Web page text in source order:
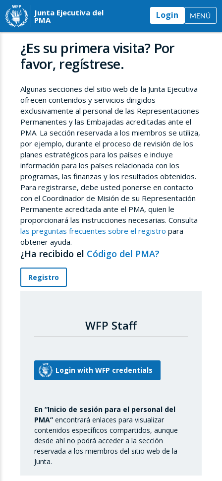
Junta Ejecutiva del
PMA Login MENÚ
¿Es su primera visita? Por
favor, regístrese.
Algunas secciones del sitio web de la Junta Ejecutiva
ofrecen contenidos y servicios dirigidos
exclusivamente al personal de las Representaciones
Permanentes y las Embajadas acreditadas ante el
PMA. La sección reservada a los miembros se utiliza,
por ejemplo, durante el proceso de revisión de los
planes estratégicos para los países e incluye
información para los países relacionada con los
programas, las finanzas y los resultados obtenidos.
Para registrarse, debe usted ponerse en contacto
con el Coordinador de Misión de su Representación
Permanente acreditada ante el PMA, quien le
proporcionará las instrucciones necesarias. Consulta
las preguntas frecuentes sobre el registro para
obtener ayuda.
¿Ha recibido el Código del PMA?
Registro
WFP Staff
En “Inicio de sesión para el personal del
PMA” encontrará enlaces para visualizar
contenidos específicos compartidos, aunque
desde ahí no podrá acceder a la sección
reservada a los miembros del sitio web de la
Junta.